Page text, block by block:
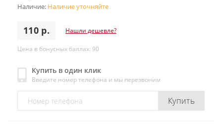
Наличие: Наличие уточняйте
110 р. Нашли дешевле?
Цена в бонусных баллах: 90
Купить в один клик
Введите номер телефона и мы перезвоним
Купить